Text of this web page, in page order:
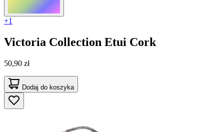
+1
Victoria Collection Etui Cork
50,90 zł
Dodaj do koszyka